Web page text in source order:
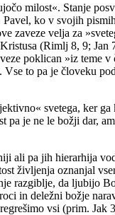
milost«. Stanje
ko v svojih
zaveze velja za
(Rimlj 8, 9;
poklican »iz teme
to pa je človeku
svetega, ker
je ne le božji dar,
pa jih hierarhija
življenja oznanjal
da ljubijo
in deležni božje
vsi (prim. Jak